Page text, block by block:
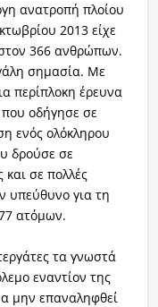
ανατροπή πλοίου
2013 είχε
366 ανθρώπων.
σημασία. Με
περίπλοκη έρευνα
που οδήγησε σε
ενός ολόκληρου
δρούσε σε
και σε πολλές
υπεύθυνο για τη
ατόμων.
τα γνωστά
εναντίον της
μην επαναληφθεί